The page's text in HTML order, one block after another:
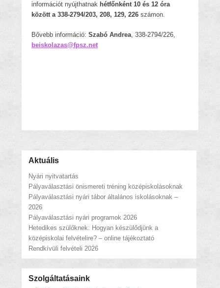
információt nyújthatnak hétfőnként 10 és 12 óra
között a 338-2794/203, 208, 129, 226 számon.
Bővebb információ: Szabó Andrea, 338-2794/226,
beiskolazas@fpsz.net
Aktuális
Nyári nyitvatartás
Pályaválasztási önismereti tréning középiskolásoknak
Pályaválasztási nyári tábor általános iskolásoknak –
2026
Pályaválasztási nyári programok 2026
Hetedikes szülőknek: Hogyan készülődjünk a
középiskolai felvételire? – online tájékoztató
Rendkívüli felvételi 2026
Szolgáltatásaink